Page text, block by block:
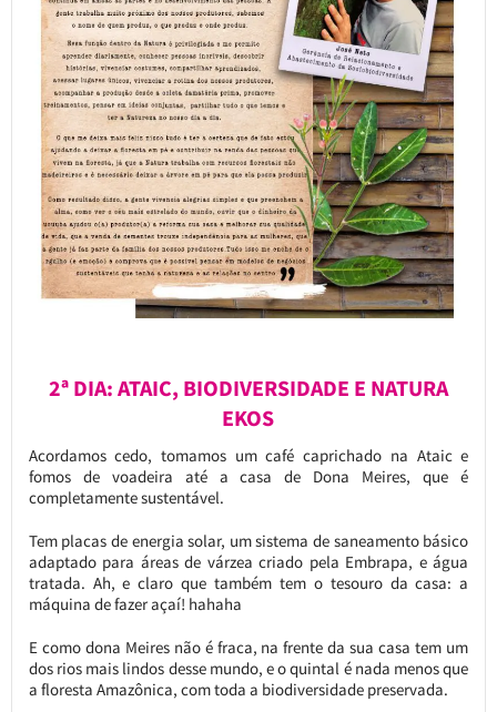
2ª DIA: ATAIC, BIODIVERSIDADE E NATURA
EKOS
Acordamos cedo, tomamos um café caprichado na Ataic e
fomos de voadeira até a casa de Dona Meires, que é
completamente sustentável.
Tem placas de energia solar, um sistema de saneamento básico
adaptado para áreas de várzea criado pela Embrapa, e água
tratada. Ah, e claro que também tem o tesouro da casa: a
máquina de fazer açaí! hahaha
E como dona Meires não é fraca, na frente da sua casa tem um
dos rios mais lindos desse mundo, e o quintal é nada menos que
a floresta Amazônica, com toda a biodiversidade preservada.